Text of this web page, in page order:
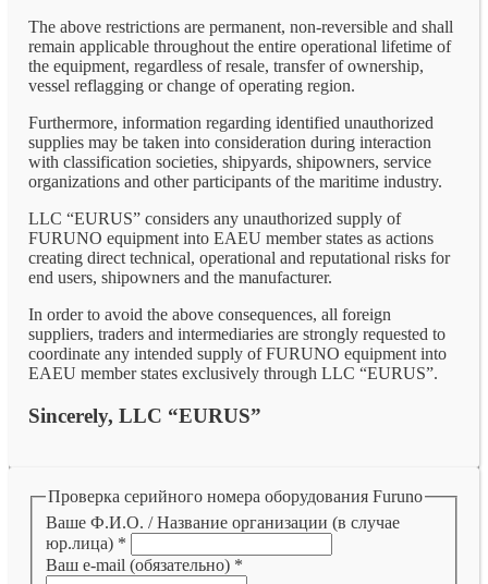
The above restrictions are permanent, non-reversible and shall
remain applicable throughout the entire operational lifetime of
the equipment, regardless of resale, transfer of ownership,
vessel reflagging or change of operating region.
Furthermore, information regarding identified unauthorized
supplies may be taken into consideration during interaction
with classification societies, shipyards, shipowners, service
organizations and other participants of the maritime industry.
LLC “EURUS” considers any unauthorized supply of
FURUNO equipment into EAEU member states as actions
creating direct technical, operational and reputational risks for
end users, shipowners and the manufacturer.
In order to avoid the above consequences, all foreign
suppliers, traders and intermediaries are strongly requested to
coordinate any intended supply of FURUNO equipment into
EAEU member states exclusively through LLC “EURUS”.
Sincerely, LLC “EURUS”
Проверка серийного номера оборудования Furuno
Ваше Ф.И.О. / Название организации (в случае
юр.лица) *
Ваш e-mail (обязательно) *